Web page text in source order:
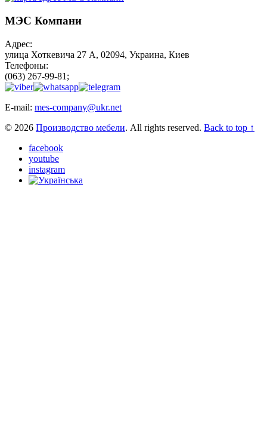
МЭС Компани
Адрес:
улица Хоткевича 27 А, 02094, Украина, Киев
Телефоны:
(063) 267-99-81;
E-mail: mes-company@ukr.net
© 2026 Производство мебели. All rights reserved. Back to top ↑
facebook
youtube
instagram